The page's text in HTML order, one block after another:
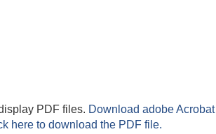
PDF files. Download adobe Acrobat
here to download the PDF file.